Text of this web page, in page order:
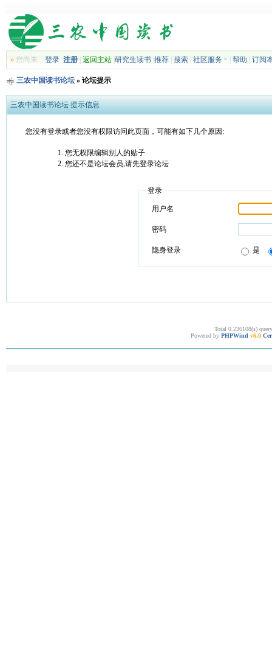
»您尚未 登录 注册| 返回主站| 研究生读书| 推荐| 搜索| 社区服务 帮助 订阅
三农中国读书论坛» 论坛提示
三农中国读书论坛 提示信息
您没有登录或者您没有权限访问此页面，可能有如下几个原因:
您无权限编辑别人的贴子
您还不是论坛会员,请先登录论坛
登录
用户名
密码
隐身登录 是
Total 0.236108(s)
Powered by PHPWind v6.0